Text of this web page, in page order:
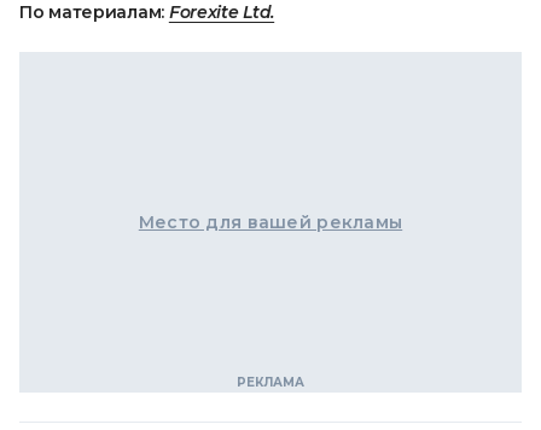
По материалам: Forexite Ltd.
Место для вашей рекламы